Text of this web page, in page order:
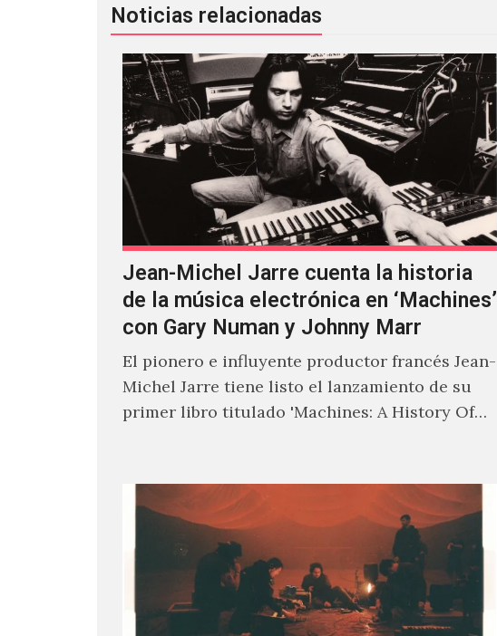
Noticias relacionadas
Jean-Michel Jarre cuenta la historia
de la música electrónica en ‘Machines’
con Gary Numan y Johnny Marr
El pionero e influyente productor francés Jean-
Michel Jarre tiene listo el lanzamiento de su
primer libro titulado 'Machines: A History Of